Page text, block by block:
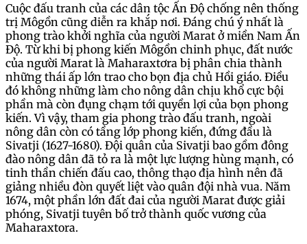
Cuộc đấu tranh của các dân tộc Ấn Độ chống nên thống
trị Môgồn cũng diễn ra khắp nơi. Đáng chú ý nhất là
phong trào khởi nghĩa của người Marat ở miền Nam Ấn
Độ. Từ khi bị phong kiến Môgồn chinh phục, đất nước
của người Marat là Maharaxtơra bị phân chia thành
những thái ấp lớn trao cho bọn địa chủ Hồi giáo. Điều
đó không những làm cho nông dân chịu khổ cực bội
phần mà còn đụng chạm tới quyền lợi của bọn phong
kiến. Vì vậy, tham gia phong trào đấu tranh, ngoài
nông dân còn có tầng lớp phong kiến, đứng đầu là
Sivatji (1627-1680). Đội quân của Sivatji bao gồm đông
đào nông dân đã tỏ ra là một lực lượng hùng mạnh, có
tinh thần chiến đấu cao, thông thạo địa hình nên đã
giảng nhiều đòn quyết liệt vào quân đội nhà vua. Năm
1674, một phần lớn đất đai của người Marat được giải
phóng, Sivatji tuyên bố trở thành quốc vương của
Maharaxtora.